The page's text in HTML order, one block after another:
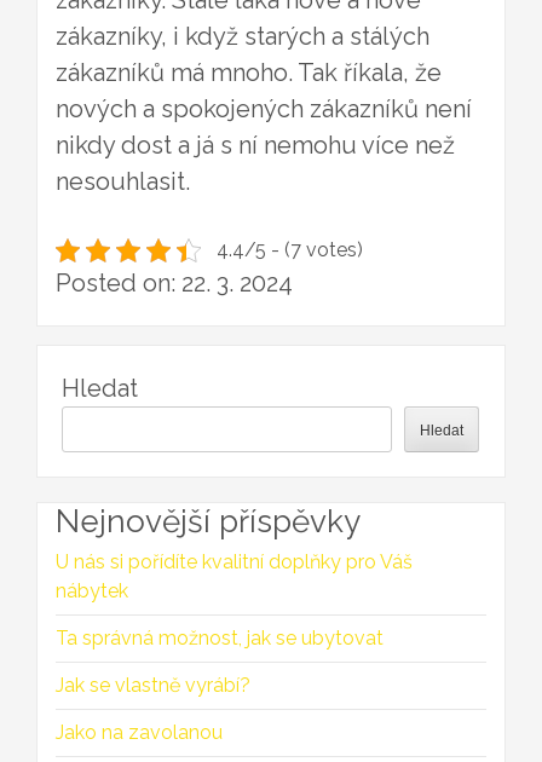
zákazníky, i když starých a stálých
zákazníků má mnoho. Tak říkala, že
nových a spokojených zákazníků není
nikdy dost a já s ní nemohu více než
nesouhlasit.
4.4/5 - (7 votes)
Posted on: 22. 3. 2024
Hledat
Hledat
Nejnovější příspěvky
U nás si pořídíte kvalitní doplňky pro Váš
nábytek
Ta správná možnost, jak se ubytovat
Jak se vlastně vyrábí?
Jako na zavolanou